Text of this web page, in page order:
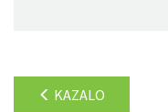
KAZALO